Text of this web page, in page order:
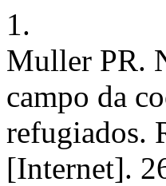
1.
Muller PR.
campo da
refugiados.
[Internet].